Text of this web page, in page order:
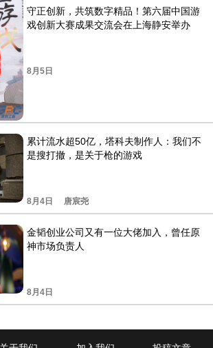
守正创新，共筑数字精品！第六届中国游
戏创新大赛成果交流会在上海静安举办
8月5日
累计流水超50亿，塔科夫制作人：我们不
是搜打撤，是关于枪的游戏
8月4日 唐宸尧
金韬创业公司又有一位大佬加入，曾任原
神市场负责人
8月4日